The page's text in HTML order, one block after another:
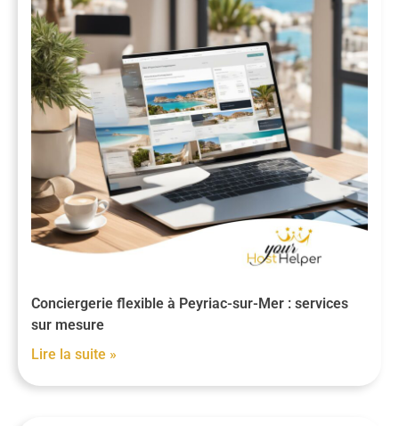
Conciergerie flexible à Peyriac-sur-Mer : services
sur mesure
Lire la suite »